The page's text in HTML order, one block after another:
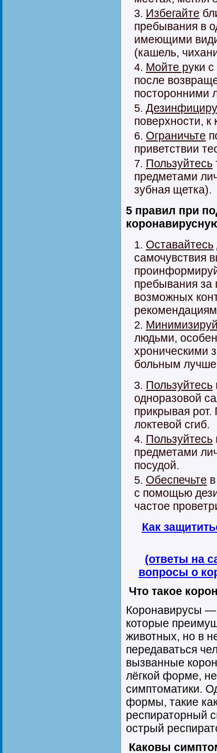
Избегайте
пребывания в
имеющими
(кашель,
Мойте руки
после
посторонними
поверхности, к
Ограничьте
приветствии
Пользуйтесь
предметами
зубная щетка).
5 правил при
Оставайтесь
самочувствия
пребывания за
возможных
людьми,
хроническими
больным лучше
Пользуйтесь
одноразовой
прикрывая рот.
локтевой сгиб.
Пользуйтесь
предметами
посудой.
Обеспечьте
с помощью
частое
Как
(ответы на
вопросы о
Что такое
Коронавирусы —
которые
животных, но в
передаваться
вызванные
лёгкой форме,
симптоматики.
формы, такие
респираторный
острый
Каковы